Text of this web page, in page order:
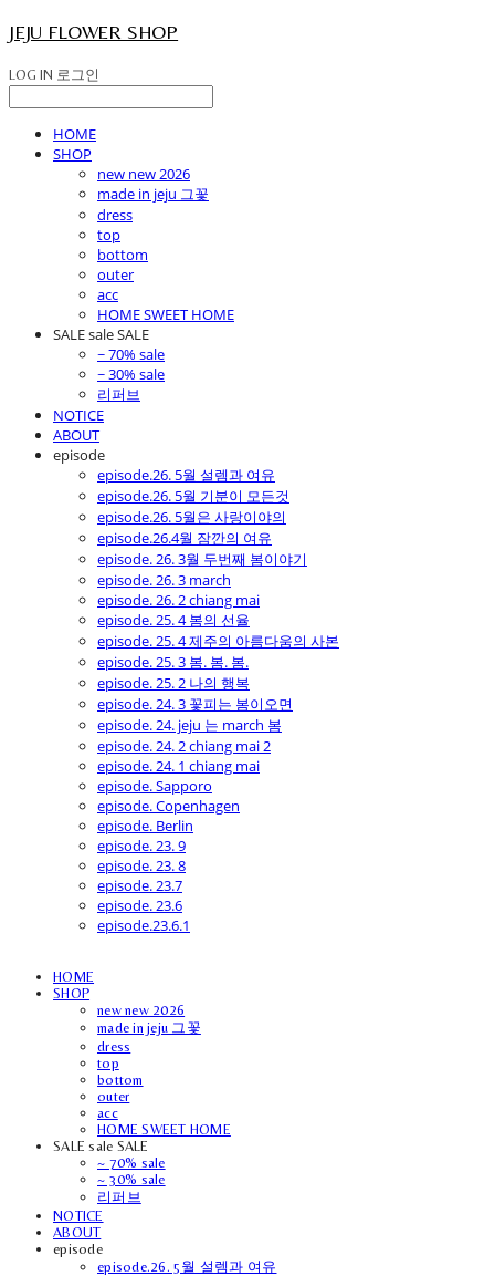
JEJU FLOWER SHOP
LOG IN 로그인
HOME
SHOP
new new 2026
made in jeju 그꽃
dress
top
bottom
outer
acc
HOME SWEET HOME
SALE sale SALE
~ 70% sale
~ 30% sale
리퍼브
NOTICE
ABOUT
episode
episode.26. 5월 설렘과 여유
episode.26. 5월 기분이 모든것
episode.26. 5월은 사랑이야의
episode.26.4월 잠깐의 여유
episode. 26. 3월 두번째 봄이야기
episode. 26. 3 march
episode. 26. 2 chiang mai
episode. 25. 4 봄의 선율
episode. 25. 4 제주의 아름다움의 사본
episode. 25. 3 봄. 봄. 봄.
episode. 25. 2 나의 행복
episode. 24. 3 꽃피는 봄이오면
episode. 24. jeju 는 march 봄
episode. 24. 2 chiang mai 2
episode. 24. 1 chiang mai
episode. Sapporo
episode. Copenhagen
episode. Berlin
episode. 23. 9
episode. 23. 8
episode. 23.7
episode. 23.6
episode.23.6.1
HOME
SHOP
new new 2026
made in jeju 그꽃
dress
top
bottom
outer
acc
HOME SWEET HOME
SALE sale SALE
~ 70% sale
~ 30% sale
리퍼브
NOTICE
ABOUT
episode
episode.26. 5월 설렘과 여유